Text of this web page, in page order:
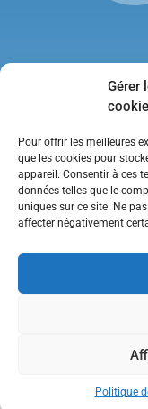
Gérer
Pour offrir les meilleures
que les cookies pour
appareil. Consentir à ces
données telles que le
uniques sur ce site. Ne
affecter négativement
Politique